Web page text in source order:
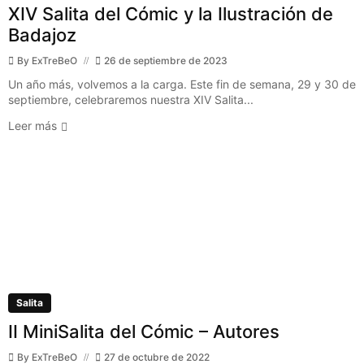
XIV Salita del Cómic y la Ilustración de
Badajoz
By ExTreBeO 26 de septiembre de 2023
Un año más, volvemos a la carga. Este fin de semana, 29 y 30 de
septiembre, celebraremos nuestra XIV Salita...
Leer más
Salita
II MiniSalita del Cómic – Autores
By ExTreBeO 27 de octubre de 2022